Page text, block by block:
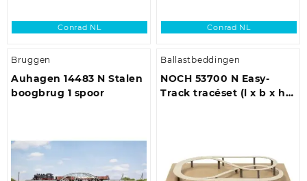
Conrad NL Conrad NL
Bruggen
Auhagen 14483 N Stalen
boogbrug 1 spoor
Ballastbeddingen
NOCH 53700 N Easy-
Track tracéset (l x b x h)